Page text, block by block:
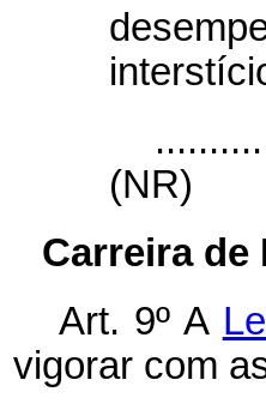
(NR)
Carreira de
Art. 9º A
vigorar com